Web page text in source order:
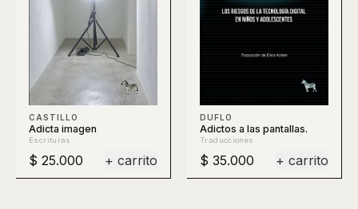
CASTILLO
Adicta imagen
Escrituras
$ 25.000 + carrito
DUFLO
Adictos a las pantallas.
Traducciones
$ 35.000 + carrito